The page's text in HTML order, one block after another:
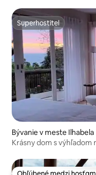
Superhostiteľ
Superhostiteľ
Bývanie v meste Ilhabela
Krásny dom s výhľadom